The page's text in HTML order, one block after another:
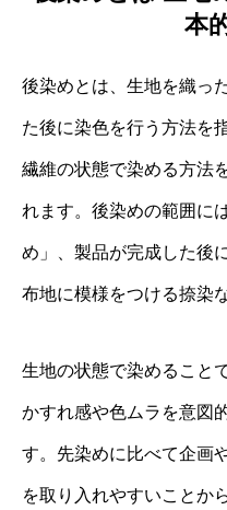
本
後染めとは、生地を織っ
た後に染色を行う方法を
繊維の状態で染める方法
れます。後染めの範囲に
め」、製品が完成した後
布地に模様をつける捺染
生地の状態で染めること
かすれ感や色ムラを意図
す。先染めに比べて企画
を取り入れやすいことか